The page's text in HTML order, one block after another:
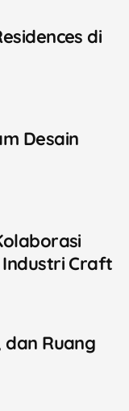
di
Desain
Craft
dan Ruang